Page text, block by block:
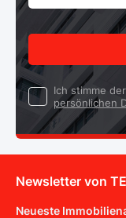
Ich stimme
persönlichen
Newsletter von
Neueste